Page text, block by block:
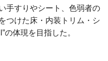
手すりやシート、色弱者の
つけた床・内装トリム・シ
の体現を目指した。